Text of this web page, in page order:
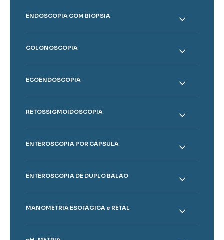
ENDOSCOPIA COM BIOPSIA
COLONOSCOPIA
ECOENDOSCOPIA
RETOSSIGMOIDOSCOPIA
ENTEROSCOPIA POR CÁPSULA
ENTEROSCOPIA DE DUPLO BALAO
MANOMETRIA ESOFÁGICA e RETAL